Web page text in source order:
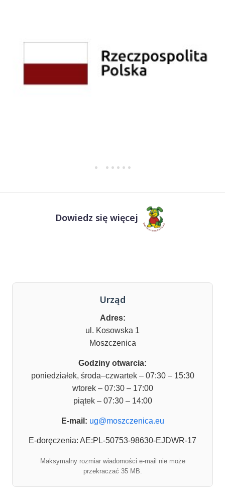
Dowiedz się więcej
Urząd
Adres:
ul. Kosowska 1
Moszczenica
Godziny otwarcia:
poniedziałek, środa–czwartek – 07:30 – 15:30
wtorek – 07:30 – 17:00
piątek – 07:30 – 14:00
E-mail: ug@moszczenica.eu
E-doręczenia: AE:PL-50753-98630-EJDWR-17
Maksymalny rozmiar wiadomości e-mail nie może
przekraczać 35 MB.